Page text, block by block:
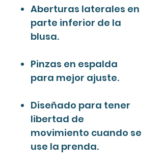
Aberturas laterales en
parte inferior de la
blusa.
Pinzas en espalda
para mejor ajuste.
Diseñado para tener
libertad de
movimiento cuando se
use la prenda.